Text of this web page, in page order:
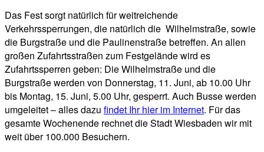
Das Fest sorgt natürlich für weitreichende
Verkehrssperrungen, die natürlich die Wilhelmstraße, sowie
die Burgstraße und die Paulinenstraße betreffen. An allen
großen Zufahrtsstraßen zum Festgelände wird es
Zufahrtssperren geben: Die Wilhelmstraße und die
Burgstraße werden von Donnerstag, 11. Juni, ab 10.00 Uhr
bis Montag, 15. Juni, 5.00 Uhr, gesperrt. Auch Busse werden
umgeleitet – alles dazu findet Ihr hier im Internet. Für das
gesamte Wochenende rechnet die Stadt Wiesbaden wir mit
weit über 100.000 Besuchern.